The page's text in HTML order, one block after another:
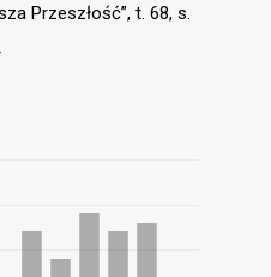
Przeszłość”, t. 68, s.